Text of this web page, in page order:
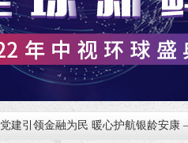
党建引领金融为民 暖心护航银龄安